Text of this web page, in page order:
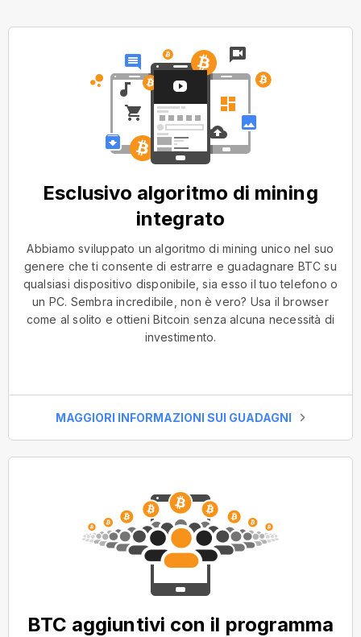
Esclusivo algoritmo di mining
integrato
Abbiamo sviluppato un algoritmo di mining unico nel suo
genere che ti consente di estrarre e guadagnare BTC su
qualsiasi dispositivo disponibile, sia esso il tuo telefono o
un PC. Sembra incredibile, non è vero? Usa il browser
come al solito e ottieni Bitcoin senza alcuna necessità di
investimento.
MAGGIORI INFORMAZIONI SUI GUADAGNI
BTC aggiuntivi con il programma